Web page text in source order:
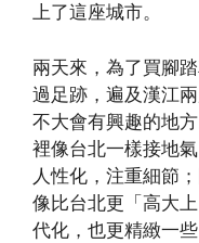
上了這座城市。
兩天來，為了買腳
過足跡，遍及漢江
不大會有興趣的地
裡像台北一樣接地
人性化，注重細節
像比台北更「高大
代化，也更精緻一些